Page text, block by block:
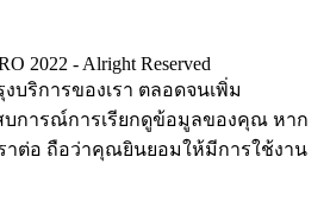
บริการของเรา ตลอดจนเพิ่ม
การณ์การเรียกดูข้อมูลของคุณ หาก
าต่อ ถือว่าคุณยินยอมให้มีการใช้งาน